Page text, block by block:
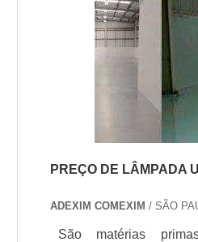
seguem alguns
Plásticos;
TRABALHOS DE
AUTOMÓVEISAlém
bastante frequente .
PREÇO DE LÂMPADA
ADEXIM COMEXIM / SÃO
São matérias